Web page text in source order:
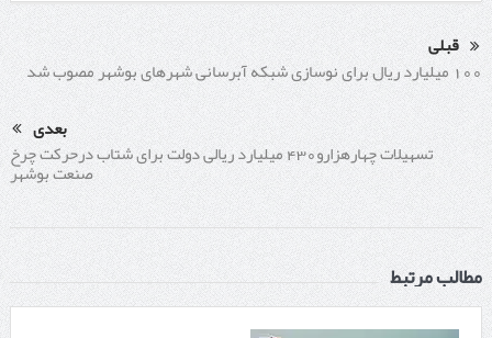
قبلی
100 میلیارد ریال برای نوسازی شبکه آبرسانی شهرهای بوشهر مصوب شد
بعدی
تسهیلات چهارهزارو430 میلیارد ریالی دولت برای شتاب درحرکت چرخ
صنعت بوشهر
مطالب مرتبط